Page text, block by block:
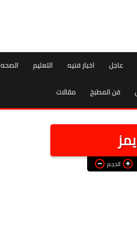
عاجل اخبار فنيه التعليم الصحه
فن المطبخ مقالات
الحجم